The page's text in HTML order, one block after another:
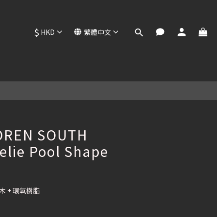
$ HKD 繁體中文
SOUTH
Pool Shape
+ 環氧樹脂
立即購買